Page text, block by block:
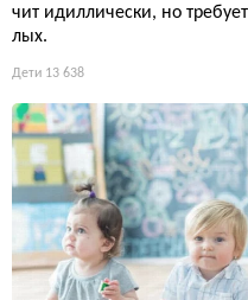
чит идиллически, но
лых.
Дети 13 638